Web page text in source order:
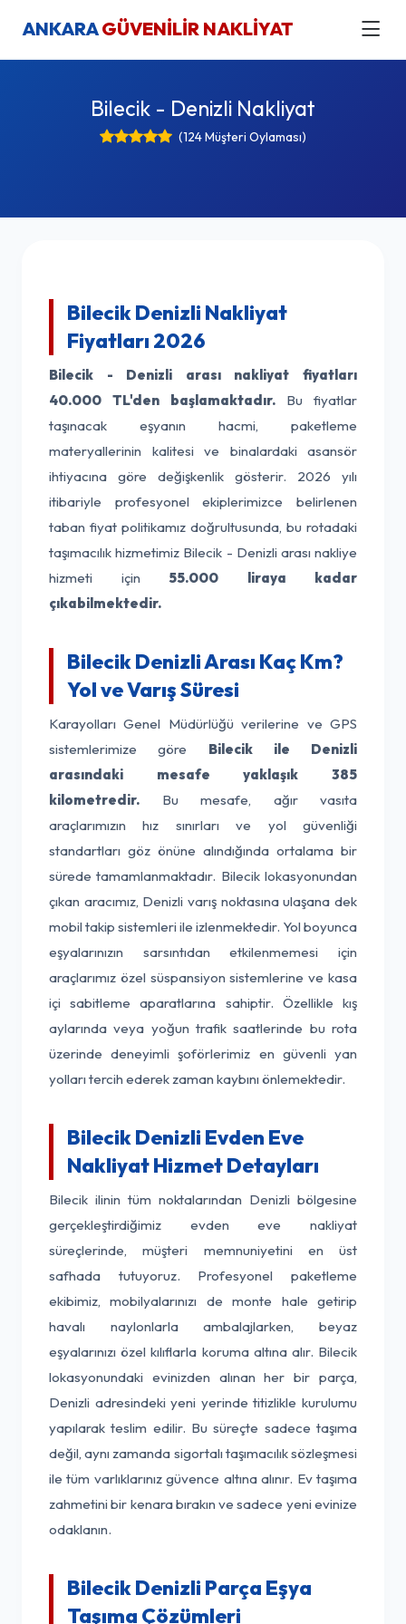
ANKARAGÜVENİLİR NAKLİYAT
Bilecik - Denizli Nakliyat
(124 Müşteri Oylaması)
Bilecik Denizli Nakliyat
Fiyatları 2026
Bilecik - Denizli arası nakliyat fiyatları
40.000 TL'den başlamaktadır. Bu fiyatlar
taşınacak eşyanın hacmi, paketleme
materyallerinin kalitesi ve binalardaki asansör
ihtiyacına göre değişkenlik gösterir. 2026 yılı
itibariyle profesyonel ekiplerimizce belirlenen
taban fiyat politikamız doğrultusunda, bu rotadaki
taşımacılık hizmetimiz Bilecik - Denizli arası nakliye
hizmeti için 55.000 liraya kadar
çıkabilmektedir.
Bilecik Denizli Arası Kaç Km?
Yol ve Varış Süresi
Karayolları Genel Müdürlüğü verilerine ve GPS
sistemlerimize göre Bilecik ile Denizli
arasındaki mesafe yaklaşık 385
kilometredir. Bu mesafe, ağır vasıta
araçlarımızın hız sınırları ve yol güvenliği
standartları göz önüne alındığında ortalama bir
sürede tamamlanmaktadır. Bilecik lokasyonundan
çıkan aracımız, Denizli varış noktasına ulaşana dek
mobil takip sistemleri ile izlenmektedir. Yol boyunca
eşyalarınızın sarsıntıdan etkilenmemesi için
araçlarımız özel süspansiyon sistemlerine ve kasa
içi sabitleme aparatlarına sahiptir. Özellikle kış
aylarında veya yoğun trafik saatlerinde bu rota
üzerinde deneyimli şoförlerimiz en güvenli yan
yolları tercih ederek zaman kaybını önlemektedir.
Bilecik Denizli Evden Eve
Nakliyat Hizmet Detayları
Bilecik ilinin tüm noktalarından Denizli bölgesine
gerçekleştirdiğimiz evden eve nakliyat
süreçlerinde, müşteri memnuniyetini en üst
safhada tutuyoruz. Profesyonel paketleme
ekibimiz, mobilyalarınızı de monte hale getirip
havalı naylonlarla ambalajlarken, beyaz
eşyalarınızı özel kılıflarla koruma altına alır. Bilecik
lokasyonundaki evinizden alınan her bir parça,
Denizli adresindeki yeni yerinde titizlikle kurulumu
yapılarak teslim edilir. Bu süreçte sadece taşıma
değil, aynı zamanda sigortalı taşımacılık sözleşmesi
ile tüm varlıklarınız güvence altına alınır. Ev taşıma
zahmetini bir kenara bırakın ve sadece yeni evinize
odaklanın.
Bilecik Denizli Parça Eşya
Taşıma Çözümleri